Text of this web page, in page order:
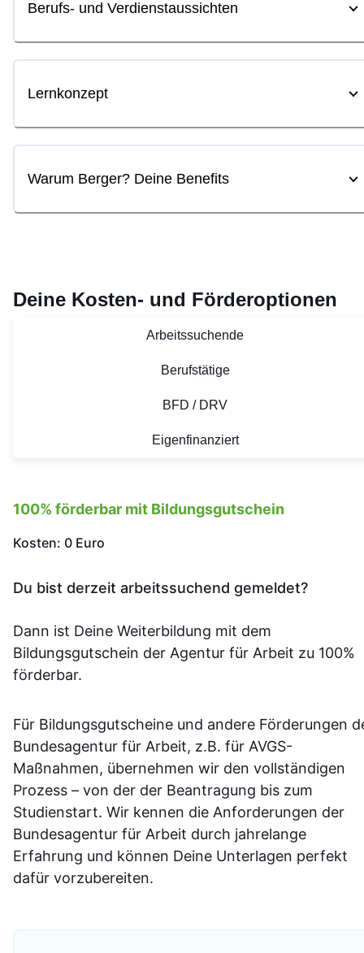
Berufs- und Verdienstaussichten
Lernkonzept
Warum Berger? Deine Benefits
Deine Kosten- und Förderoptionen
Arbeitssuchende
Berufstätige
BFD / DRV
Eigenfinanziert
100% förderbar mit Bildungsgutschein
Kosten: 0 Euro
Du bist derzeit arbeitssuchend gemeldet?
Dann ist Deine Weiterbildung mit dem
Bildungsgutschein der Agentur für Arbeit zu 100%
förderbar.
Für Bildungsgutscheine und andere Förderungen
Bundesagentur für Arbeit, z.B. für AVGS-
Maßnahmen, übernehmen wir den vollständigen
Prozess – von der der Beantragung bis zum
Studienstart. Wir kennen die Anforderungen der
Bundesagentur für Arbeit durch jahrelange
Erfahrung und können Deine Unterlagen perfekt
dafür vorzubereiten.